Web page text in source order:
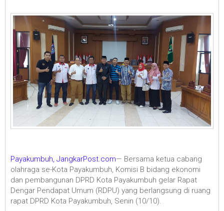
Payakumbuh, JangkarPost.com— Bersama ketua cabang
olahraga se-Kota Payakumbuh, Komisi B bidang ekonomi
dan pembangunan DPRD Kota Payakumbuh gelar Rapat
Dengar Pendapat Umum (RDPU) yang berlangsung di ruang
rapat DPRD Kota Payakumbuh, Senin (10/10).